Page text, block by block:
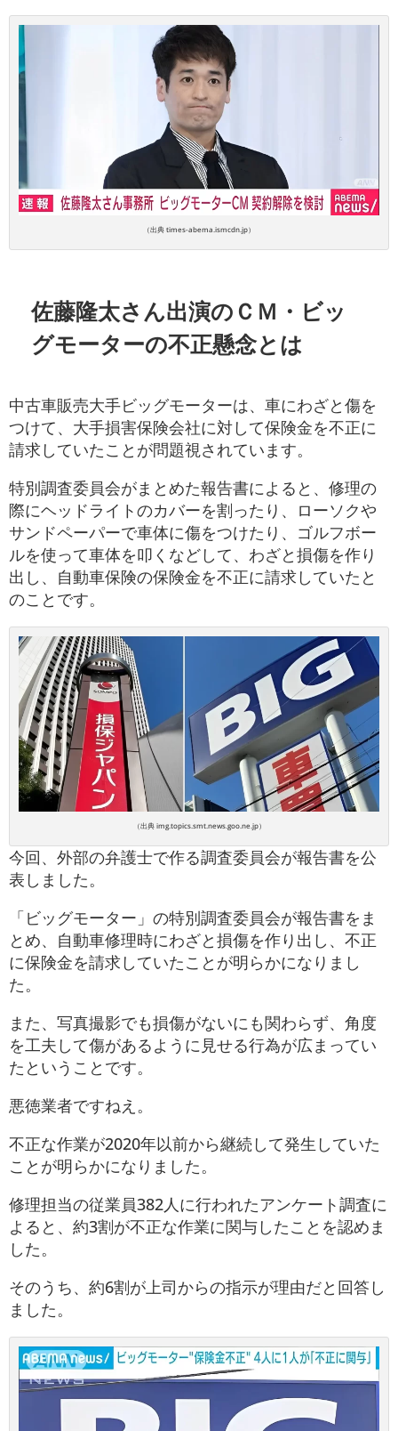
（出典 times-abema.ismcdn.jp）
佐藤隆太さん出演のＣＭ・ビッ
グモーターの不正懸念とは
中古車販売大手ビッグモーターは、車にわざと傷を
つけて、大手損害保険会社に対して保険金を不正に
請求していたことが問題視されています。
特別調査委員会がまとめた報告書によると、修理の
際にヘッドライトのカバーを割ったり、ローソクや
サンドペーパーで車体に傷をつけたり、ゴルフボー
ルを使って車体を叩くなどして、わざと損傷を作り
出し、自動車保険の保険金を不正に請求していたと
のことです。
（出典 img.topics.smt.news.goo.ne.jp）
今回、外部の弁護士で作る調査委員会が報告書を公
表しました。
「ビッグモーター」の特別調査委員会が報告書をま
とめ、自動車修理時にわざと損傷を作り出し、不正
に保険金を請求していたことが明らかになりまし
た。
また、写真撮影でも損傷がないにも関わらず、角度
を工夫して傷があるように見せる行為が広まってい
たということです。
悪徳業者ですねえ。
不正な作業が2020年以前から継続して発生していた
ことが明らかになりました。
修理担当の従業員382人に行われたアンケート調査に
よると、約3割が不正な作業に関与したことを認めま
した。
そのうち、約6割が上司からの指示が理由だと回答し
ました。